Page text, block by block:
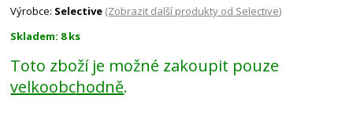
Výrobce: Selective (Zobrazit další produkty od Selective)
Skladem: 8 ks
Toto zboží je možné zakoupit pouze
velkoobchodně.